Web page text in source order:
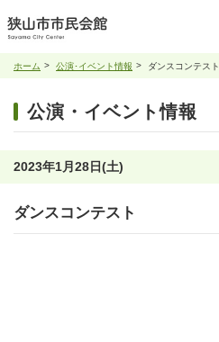
ホーム 公演･イベント情報 ダンスコンテスト
公演・イベント情報
2023年1月28日(土)
ダンスコンテスト